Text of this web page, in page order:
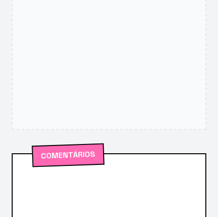
COMENTÁRIOS